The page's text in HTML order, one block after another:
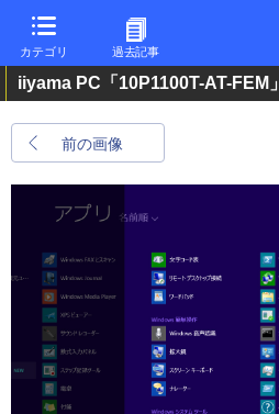
カテゴリ 過去記事
iiyama PC「10P1100T-AT-FEM」
前の画像